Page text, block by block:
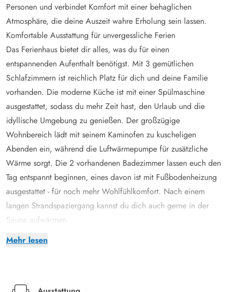
Mehr lesen
Personen und verbindet Komfort mit einer behaglichen
Atmosphäre, die deine Auszeit wahre Erholung sein lassen.
Komfortable Ausstattung für unvergessliche Ferien
Das Ferienhaus bietet dir alles, was du für einen
entspannenden Aufenthalt benötigst. Mit 3 gemütlichen
Schlafzimmern ist reichlich Platz für dich und deine Familie
vorhanden. Die moderne Küche ist mit einer Spülmaschine
ausgestattet, sodass du mehr Zeit hast, den Urlaub und die
idyllische Umgebung zu genießen. Der großzügige
Wohnbereich lädt mit seinem Kaminofen zu kuscheligen
Abenden ein, während die Luftwärmepumpe für zusätzliche
Wärme sorgt. Die 2 vorhandenen Badezimmer lassen euch den
Tag entspannt beginnen, eines davon ist mit Fußbodenheizung
ausgestattet - für noch mehr Wohlfühlkomfort. Nach einem
langen Strandspaziergang kannst du dich auch gerne in der
Sauna aufwärmen.
Naturgrundstück mit Lademöglichkeit im Peder Larsensvej 2B